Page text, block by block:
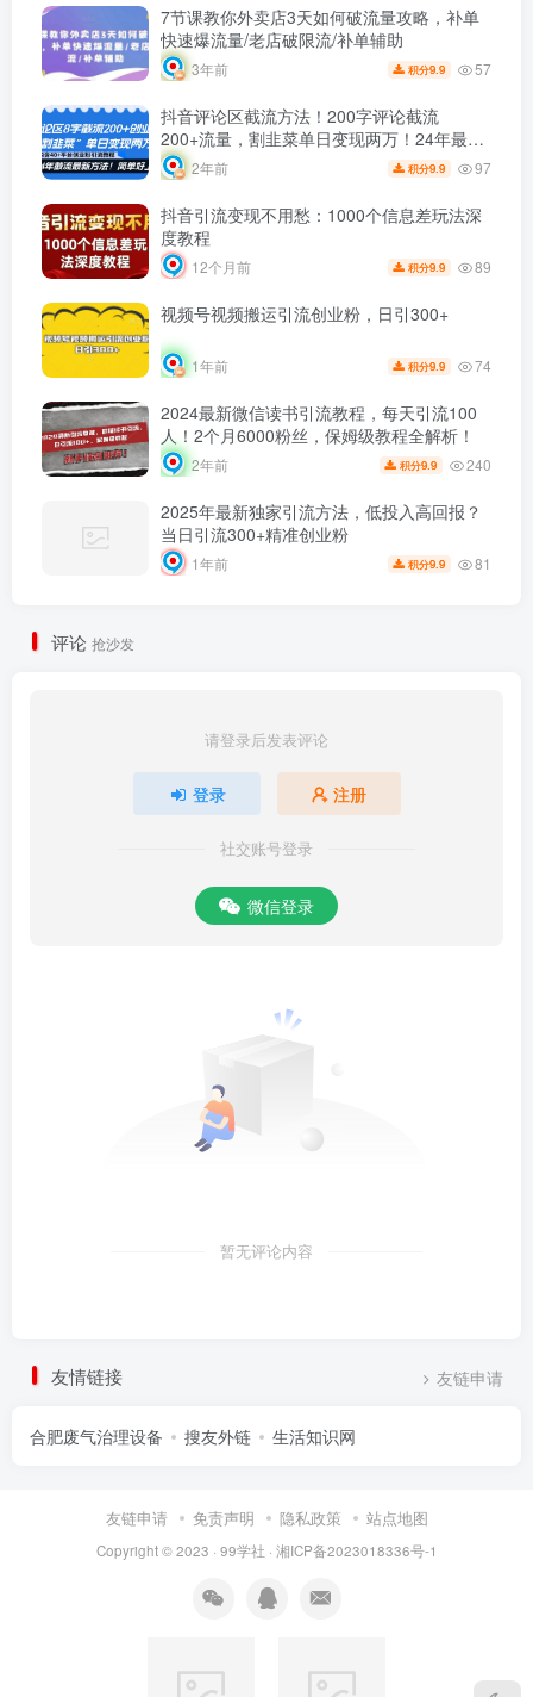
7节课教你外卖店3天如何破流量攻略，补单
快速爆流量/老店破限流/补单辅助
3年前 积分9.9 57
抖音评论区截流方法！200字评论截流
200+流量，割韭菜单日变现两万！24年最
新！2年前 积分9.9 97
抖音引流变现不用愁：1000个信息差玩法深
度教程
12个月前 积分9.9 89
视频号视频搬运引流创业粉，日引300+
1年前 积分9.9 74
2024最新微信读书引流教程，每天引流100
人！2个月6000粉丝，保姆级教程全解析！
2年前 积分9.9 240
2025年最新独家引流方法，低投入高回报？
当日引流300+精准创业粉
1年前 积分9.9 81
评论 抢沙发
请登录后发表评论
登录 注册
社交账号登录
微信登录
暂无评论内容
友情链接 友链申请
合肥废气治理设备 搜友外链 生活知识网
友链申请 免责声明 隐私政策 站点地图
Copyright © 2023 · 99学社 · 湘ICP备2023018336号-1